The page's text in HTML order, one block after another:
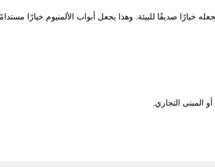
لإعادة التدوير بنسبة 100%، دون فقدان خصائصه. مما يجعله خيارًا صديقًا للبيئة. وهذا يجعل أبواب الألمنيوم
المبنى التجاري.